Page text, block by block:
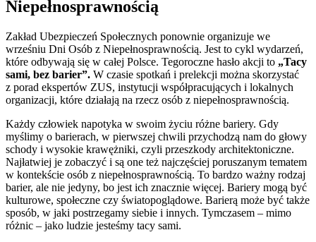
Niepełnosprawnością
Zakład Ubezpieczeń Społecznych ponownie organizuje we
wrześniu Dni Osób z Niepełnosprawnością. Jest to cykl wydarzeń,
które odbywają się w całej Polsce. Tegoroczne hasło akcji to „Tacy
sami, bez barier”. W czasie spotkań i prelekcji można skorzystać
z porad ekspertów ZUS, instytucji współpracujących i lokalnych
organizacji, które działają na rzecz osób z niepełnosprawnością.
Każdy człowiek napotyka w swoim życiu różne bariery. Gdy
myślimy o barierach, w pierwszej chwili przychodzą nam do głowy
schody i wysokie krawężniki, czyli przeszkody architektoniczne.
Najłatwiej je zobaczyć i są one też najczęściej poruszanym tematem
w kontekście osób z niepełnosprawnością. To bardzo ważny rodzaj
barier, ale nie jedyny, bo jest ich znacznie więcej. Bariery mogą być
kulturowe, społeczne czy światopoglądowe. Barierą może być także
sposób, w jaki postrzegamy siebie i innych. Tymczasem – mimo
różnic – jako ludzie jesteśmy tacy sami.